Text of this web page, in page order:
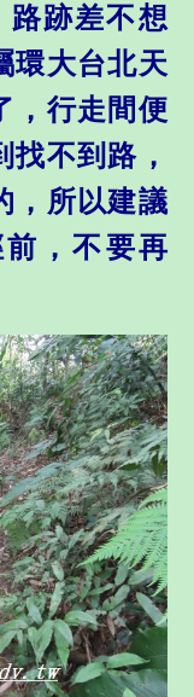
路跡差不想
環大台北天
，行走間便
不到路，
，所以建議
，不要再